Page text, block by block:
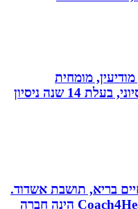
מומחית
להתנהלות כלכלית ויעוץ פנסיוני, בעלת 14 שנה ניסיון
תושבת אשדוד.
בעלת Coach4Health, Coach4health הינה חברה